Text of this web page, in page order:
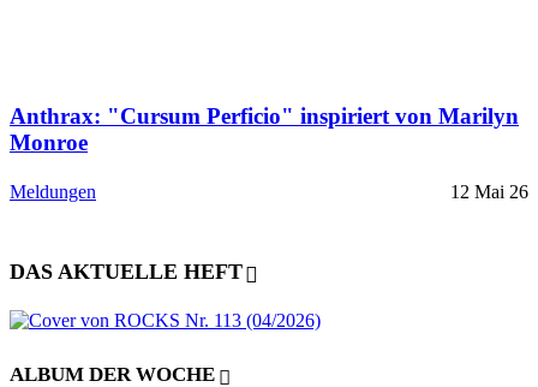
Anthrax: "Cursum Perficio" inspiriert von Marilyn
Monroe
Meldungen 12 Mai 26
DAS AKTUELLE HEFT
ALBUM DER WOCHE